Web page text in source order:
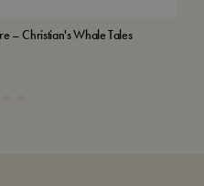
– Christian's Whale Tales